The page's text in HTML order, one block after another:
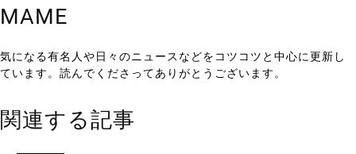
MAME
気になる有名人や日々のニュースなどをコツコツと中心に更新し
ています。読んでくださってありがとうございます。
関連する記事